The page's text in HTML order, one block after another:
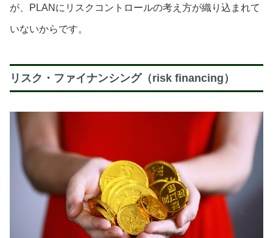
が、PLANにリスクコントロールの考え方が織り込まれて
いないからです。
リスク・ファイナンシング（risk financing）